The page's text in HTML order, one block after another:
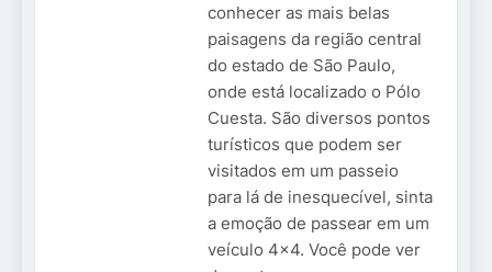
conhecer as mais belas
paisagens da região central
do estado de São Paulo,
onde está localizado o Pólo
Cuesta. São diversos pontos
turísticos que podem ser
visitados em um passeio
para lá de inesquecível, sinta
a emoção de passear em um
veículo 4×4. Você pode ver